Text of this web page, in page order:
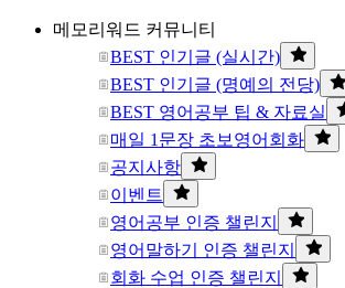
메모리워드 커뮤니티
BEST 인기글 (실시간)
BEST 인기글 (명예의 전당)
BEST 영어공부 팁 & 자료실
매일 1문장 초보영어회화
공지사항
이벤트
영어공부 인증 챌린지
영어말하기 인증 챌린지
회화 수업 인증 챌린지